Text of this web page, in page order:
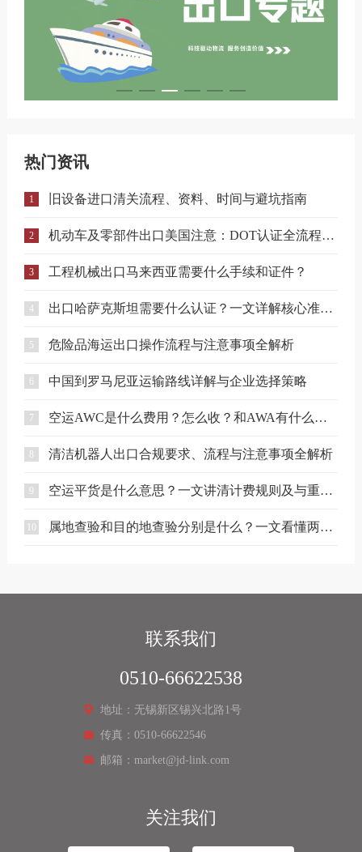
热门资讯
1 旧设备进口清关流程、资料、时间与避坑指南
2 机动车及零部件出口美国注意：DOT认证全流程与合规要点详解
3 工程机械出口马来西亚需要什么手续和证件？
4 出口哈萨克斯坦需要什么认证？一文详解核心准入要求
5 危险品海运出口操作流程与注意事项全解析
6 中国到罗马尼亚运输路线详解与企业选择策略
7 空运AWC是什么费用？怎么收？和AWA有什么区别？
清洁机器人出口合规要求、流程与注意事项全解析
9 空运平货是什么意思？一文讲清计费规则及与重货、泡货的区别
属地查验和目的地查验分别是什么？一文看懂两者区别
联系我们
0510-66622538
地址：无锡新区锡兴北路1号
传真：0510-66622546
邮箱：market@jd-link.com
关注我们